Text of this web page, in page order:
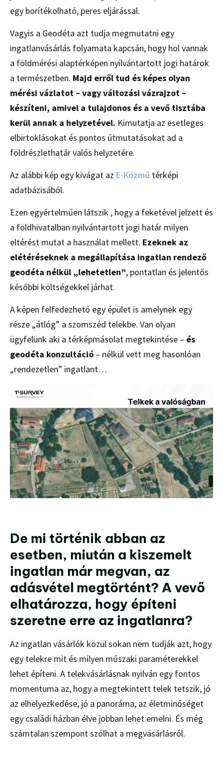
egy borítékolható, peres eljárással.
Vagyis a Geodéta azt tudja megmutatni egy
ingatlanvásárlás folyamata kapcsán, hogy hol vannak
a földmérési alaptérképen nyilvántartott jogi határok
a természetben. Majd erről tud és képes olyan
mérési vázlatot – vagy változási vázrajzot –
készíteni, amivel a tulajdonos és a vevő tisztába
kerül annak a helyzetével. Kimutatja az esetleges
elbirtoklásokat és pontos útmutatásokat ad a
földrészlethatár valós helyzetére.
Az alábbi kép egy kivágat az E-Közmű térképi
adatbázisából.
Ezen egyértelműen látszik , hogy a feketével jelzett és
a földhivatalban nyilvántartott jogi határ milyen
eltérést mutat a használat mellett. Ezeknek az
elétéréseknek a megállapítása ingatlan rendező
geodéta nélkül „lehetetlen”, pontatlan és jelentős
későbbi költségekkel járhat.
A képen felfedezhető egy épület is amelynek egy
része „átlóg” a szomszéd telekbe. Van olyan
ügyfelünk aki a térképmásolat megtekintése – és
geodéta konzultáció – nélkül vett meg hasonlóan
„rendezetlen” ingatlant…
De mi történik abban az
esetben, miután a kiszemelt
ingatlan már megvan, az
adásvétel megtörtént? A vevő
elhatározza, hogy építeni
szeretne erre az ingatlanra?
Az ingatlan vásárlók közül sokan nem tudják azt, hogy
egy telekre mit és milyen műszaki paraméterekkel
lehet építeni. A telekvásárlásnak nyilván egy fontos
momentuma az, hogy a megtekintett telek tetszik, jó
az elhelyezkedése, jó a panoráma, az életminőséget
egy családi házban élve jobban lehet emelni. És még
számtalan szempont szólhat a megvásárlásról.